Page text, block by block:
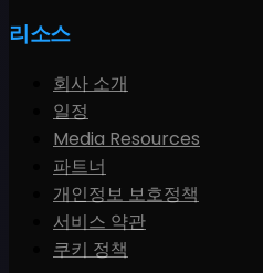
리소스
회사 소개
일정
Media Resources
파트너
개인정보 보호정책
서비스 약관
쿠키 정책